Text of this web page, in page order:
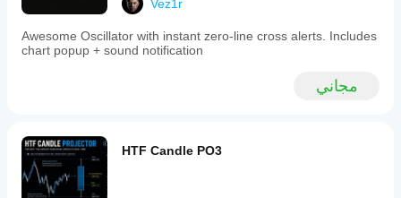
Vez1r
Awesome Oscillator with instant zero-line cross alerts. Includes
chart popup + sound notification
مجاني
HTF Candle PO3